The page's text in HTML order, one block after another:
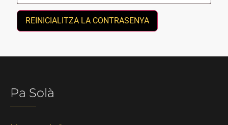
REINICIALITZA LA CONTRASENYA
Pa Solà